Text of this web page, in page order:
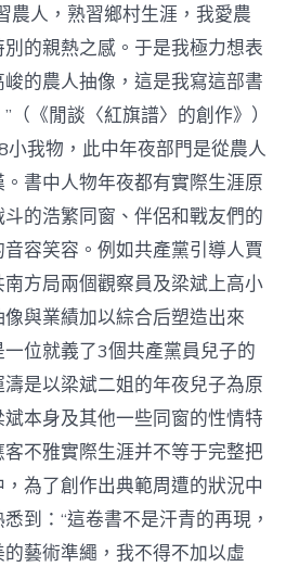
農人，熟習鄉村生涯，我愛農
的親熱之感。于是我極力想表
的農人抽像，這是我寫這部書
（《閒談〈紅旗譜〉的創作》）
小我物，此中年夜部門是從農人
書中人物年夜都有實際生涯原
的浩繁同窗、伴侶和戰友們的
容笑容。例如共產黨引導人賈
方局兩個觀察員及梁斌上高小
與業績加以綜合后塑造出來
位就義了3個共產黨員兒子的
是以梁斌二姐的年夜兒子為原
本身及其他一些同窗的性情特
不雅實際生涯并不等于完整把
為了創作出典範周遭的狀況中
到：“這卷書不是汗青的再現，
藝術準繩，我不得不加以虛